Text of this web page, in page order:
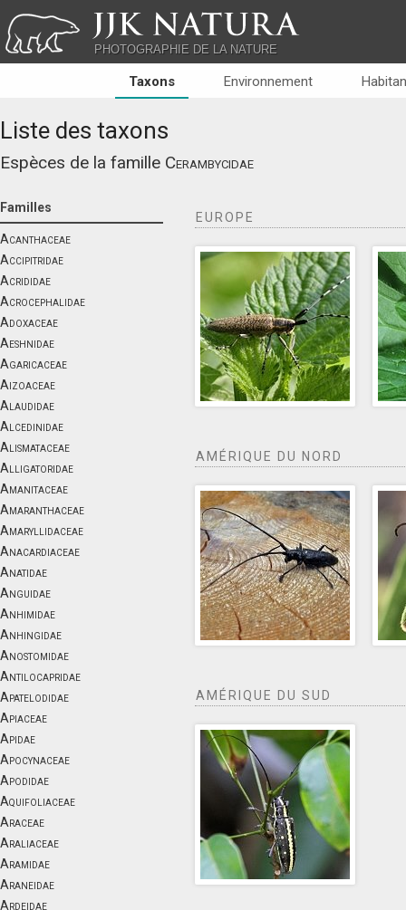
JJK NATURA
PHOTOGRAPHIE DE LA NATURE
Taxons Environnement
Liste des taxons
Espèces de la famille Cerambycidae
Familles
Acanthaceae
Accipitridae
Acrididae
Acrocephalidae
Adoxaceae
Aeshnidae
Agaricaceae
Aizoaceae
Alaudidae
Alcedinidae
Alismataceae
Alligatoridae
Amanitaceae
Amaranthaceae
Amaryllidaceae
Anacardiaceae
Anatidae
Anguidae
Anhimidae
Anhingidae
Anostomidae
Antilocapridae
Apatelodidae
Apiaceae
Apidae
Apocynaceae
Apodidae
Aquifoliaceae
Araceae
Araliaceae
Aramidae
Araneidae
Ardeidae
EUROPE
AMÉRIQUE DU NORD
AMÉRIQUE DU SUD